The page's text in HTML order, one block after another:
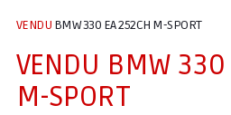
VENDU BMW 330 EA 252CH M-SPORT
VENDU BMW 330
M-SPORT